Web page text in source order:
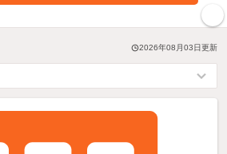
2026年08月03日更新